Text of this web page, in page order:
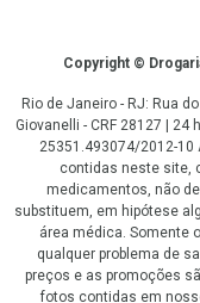
CopyrightCopyright ©
Rio de Janeiro - RJ: Rua
Giovanelli - CRF 28127 |
25351.493074/2012-
contidas neste site,
medicamentos, não
substituem, em hipótese
área médica. Somente
qualquer problema de
preços e as promoções
fotos contidas em